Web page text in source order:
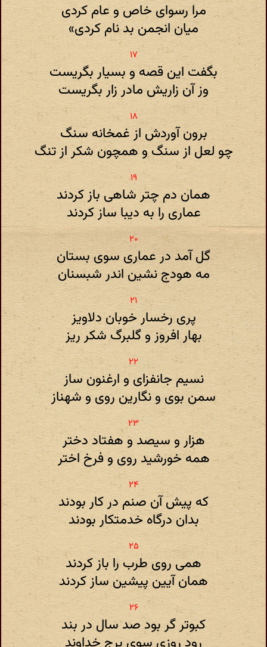
مرا رسوای خاص و عام کردی
میان انجمن بد نام کردی»
بگفت این قصه و بسیار بگریست
وز آن زاریش مادر زار بگریست
برون آوردش از غمخانه سنگ
چو لعل از سنگ و همچون شکر از تنگ
همان دم چتر شاهی باز کردند
عماری را به دیبا ساز کردند
گل آمد در عماری سوی بستان
مه هودج نشین اندر شبسنان
پری رخسار خوبان دلاویز
بهار افروز و گلبرگ شکر ریز
نسیم جانفزای و ارغنون ساز
سمن بوی و نگارین روی و شهناز
هزار و سیصد و هفتاد دختر
همه خورشید روی و فرخ اختر
که پیش آن صنم در کار بودند
بدان درگاه خدمتکار بودند
همی روی طرب را باز کردند
همان آیین پیشین ساز کردند
کبوتر گر بود صد سال در بند